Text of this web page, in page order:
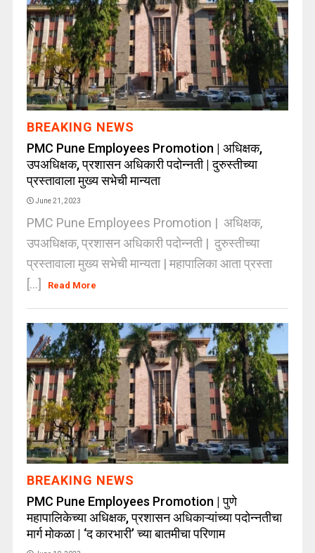
BREAKING NEWS
PMC Pune Employees Promotion | अधिक्षक,
उपअधिक्षक, प्रशासन अधिकारी पदोन्नती | दुरुस्तीच्या
प्रस्तावाला मुख्य सभेची मान्यता
June 21, 2023
PMC Pune Employees Promotion | अधिक्षक,
उपअधिक्षक, प्रशासन अधिकारी पदोन्नती | दुरुस्तीच्या
प्रस्तावाला मुख्य सभेची मान्यता | महापालिका आता प्रस्ता
[...]
Read More
BREAKING NEWS
PMC Pune Employees Promotion | पुणे
महापालिकेच्या अधिक्षक, प्रशासन अधिकाऱ्यांच्या पदोन्नतीचा
मार्ग मोकळा | ‘द कारभारी’ च्या बातमीचा परिणाम